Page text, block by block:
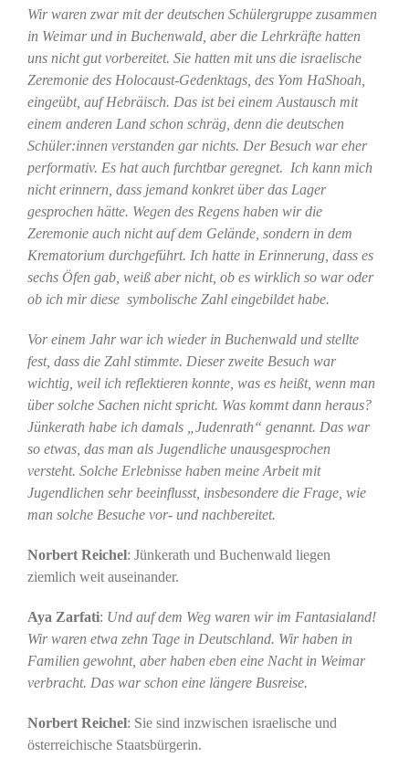
Wir waren zwar mit der deutschen Schülergruppe zusammen
in Weimar und in Buchenwald, aber die Lehrkräfte hatten
uns nicht gut vorbereitet. Sie hatten mit uns die israelische
Zeremonie des Holocaust-Gedenktags, des Yom HaShoah,
eingeübt, auf Hebräisch. Das ist bei einem Austausch mit
einem anderen Land schon schräg, denn die deutschen
Schüler:innen verstanden gar nichts. Der Besuch war eher
performativ. Es hat auch furchtbar geregnet. Ich kann mich
nicht erinnern, dass jemand konkret über das Lager
gesprochen hätte. Wegen des Regens haben wir die
Zeremonie auch nicht auf dem Gelände, sondern in dem
Krematorium durchgeführt. Ich hatte in Erinnerung, dass es
sechs Öfen gab, weiß aber nicht, ob es wirklich so war oder
ob ich mir diese symbolische Zahl eingebildet habe.
Vor einem Jahr war ich wieder in Buchenwald und stellte
fest, dass die Zahl stimmte. Dieser zweite Besuch war
wichtig, weil ich reflektieren konnte, was es heißt, wenn man
über solche Sachen nicht spricht. Was kommt dann heraus?
Jünkerath habe ich damals „Judenrath“ genannt. Das war
so etwas, das man als Jugendliche unausgesprochen
versteht. Solche Erlebnisse haben meine Arbeit mit
Jugendlichen sehr beeinflusst, insbesondere die Frage, wie
man solche Besuche vor- und nachbereitet.
Norbert Reichel: Jünkerath und Buchenwald liegen
ziemlich weit auseinander.
Aya Zarfati: Und auf dem Weg waren wir im Fantasialand!
Wir waren etwa zehn Tage in Deutschland. Wir haben in
Familien gewohnt, aber haben eben eine Nacht in Weimar
verbracht. Das war schon eine längere Busreise.
Norbert Reichel: Sie sind inzwischen israelische und
österreichische Staatsbürgerin.